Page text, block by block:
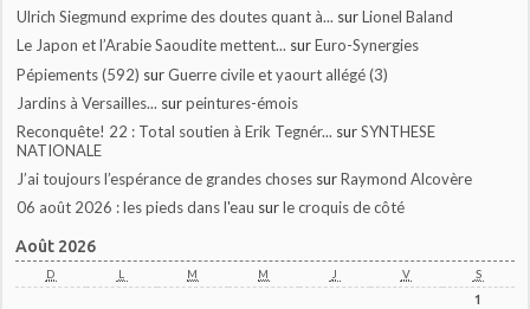
Ulrich Siegmund exprime des doutes quant à... surLionel Baland
Le Japon et l’Arabie Saoudite mettent... surEuro-Synergies
Pépiements (592) surGuerre civile et yaourt allégé (3)
Jardins à Versailles... surpeintures-émois
Reconquête! 22 : Total soutien à Erik Tegnér... surSYNTHESE
NATIONALE
J’ai toujours l’espérance de grandes choses surRaymond Alcovère
06 août 2026 : les pieds dans l'eau surle croquis de côté
Août 2026
D L M M J V S
1